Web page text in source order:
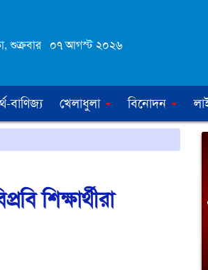
শুক্রবার ০৭ আগস্ট ২০২৬
বাণিজ্য খেলাধুলা বিনোদন
শিক্ষার্থীরা